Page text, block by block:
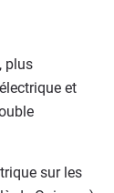
, plus
et
sur les